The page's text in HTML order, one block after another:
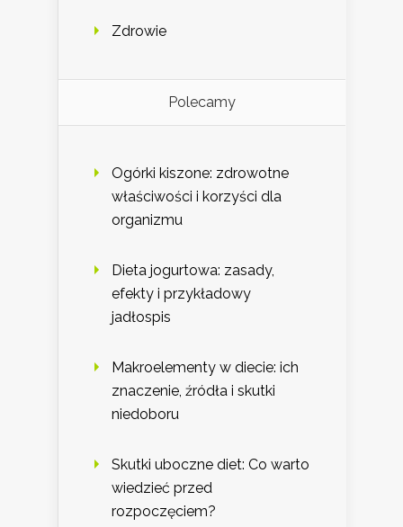
Zdrowie
Polecamy
Ogórki kiszone: zdrowotne
właściwości i korzyści dla
organizmu
Dieta jogurtowa: zasady,
efekty i przykładowy
jadłospis
Makroelementy w diecie: ich
znaczenie, źródła i skutki
niedoboru
Skutki uboczne diet: Co warto
wiedzieć przed
rozpoczęciem?